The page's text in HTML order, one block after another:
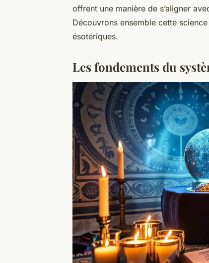
offrent une manière de s’aligner
Découvrons ensemble cette
ésotériques.
Les fondements du